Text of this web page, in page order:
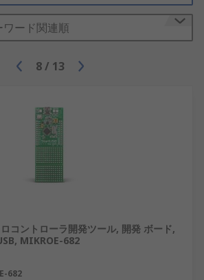
ード関連順
8/ 13
コントローラ開発ツール, 開発 ボード,
MIKROE-682
682